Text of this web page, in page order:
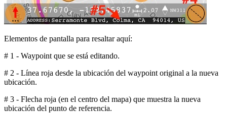
Elementos de pantalla para resaltar aquí:
# 1 - Waypoint que se está editando.
# 2 - Línea roja desde la ubicación del waypoint original a la nueva
ubicación.
# 3 - Flecha roja (en el centro del mapa) que muestra la nueva
ubicación del punto de referencia.